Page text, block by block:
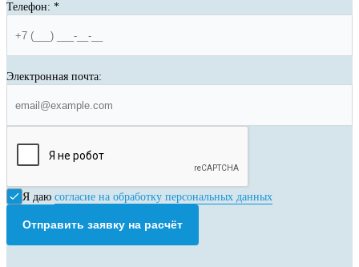
Телефон: *
Электронная почта:
Я даю согласие на обработку персональных данных
Отправить заявку на расчёт